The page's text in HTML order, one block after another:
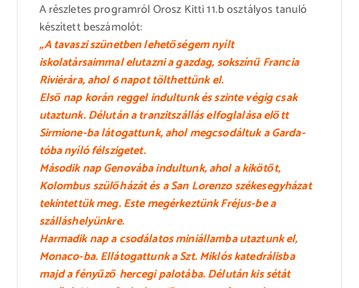
A részletes programról Orosz Kitti 11.b osztályos tanuló
készített beszámolót:
„A tavaszi szünetben lehetőségem nyílt
iskolatársaimmal elutazni a gazdag, sokszínű Francia
Riviérára, ahol 6 napot tölthettünk el.
Első nap korán reggel indultunk és szinte végig csak
utaztunk. Délután a tranzitszállás elfoglalása előtt
Sirmione-ba látogattunk, ahol megcsodáltuk a Garda-
tóba nyíló félszigetet.
Második napGenovábaindultunk, ahol a kikötőt,
Kolombus szülőházát és a San Lorenzo székesegyházat
tekintettük meg. Este megérkeztünkFréjus-be a
szálláshelyünkre.
Harmadik nap a csodálatos miniállamba utaztunk el,
Monaco-ba. Ellátogattunk a Szt. Miklós katedrálisba
majd a fényűző hercegi palotába. Délután kis sétát